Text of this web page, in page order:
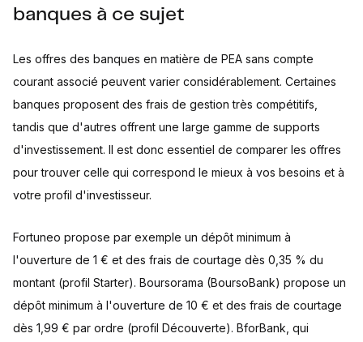
banques à ce sujet
Les offres des banques en matière de PEA sans compte
courant associé peuvent varier considérablement. Certaines
banques proposent des frais de gestion très compétitifs,
tandis que d'autres offrent une large gamme de supports
d'investissement. Il est donc essentiel de comparer les offres
pour trouver celle qui correspond le mieux à vos besoins et à
votre profil d'investisseur.
Fortuneo propose par exemple un dépôt minimum à
l'ouverture de 1 € et des frais de courtage dès 0,35 % du
montant (profil Starter). Boursorama (BoursoBank) propose un
dépôt minimum à l'ouverture de 10 € et des frais de courtage
dès 1,99 € par ordre (profil Découverte). BforBank, qui